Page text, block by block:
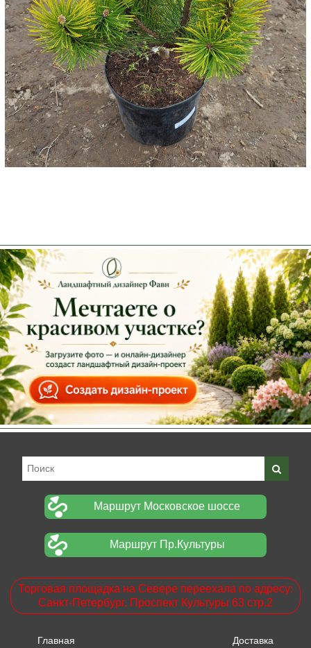
Маршрут Московское шоссе
Маршрут Пр.Культуры
Торговая площадка на Севере переехала по адресу:
Санкт-Петербург. Проспект Культуры 63 стр.2
Главная Доставка